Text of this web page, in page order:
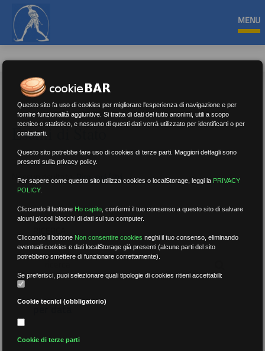
MENU
Esami di Stato
Nessun risultato.Rimuovi filtri
per data
Questo sito fa uso di cookies per migliorare l'esperienza di navigazione e per
fornire funzionalità aggiuntive. Si tratta di dati del tutto anonimi, utili a scopo
tecnico o statistico, e nessuno di questi dati verrà utilizzato per identificarti o per
contattarti.
Questo sito potrebbe fare uso di cookies di terze parti. Maggiori dettagli sono
presenti sulla privacy policy.
Per sapere come questo sito utilizza cookies o localStorage, leggi la PRIVACY
POLICY.
Cliccando il bottone Ho capito ,confermi il tuo consenso a questo sito di salvare
alcuni piccoli blocchi di dati sul tuo computer.
Cliccando il bottone Non consentire cookies neghi il tuo consenso, eliminando
eventuali cookies e dati localStorage già presenti (alcune parti del sito
potrebbero smettere di funzionare correttamente).
Se preferisci, puoi selezionare quali tipologie di cookies ritieni accettabili:
Cookie tecnici (obbligatorio)
Cookie di terze parti